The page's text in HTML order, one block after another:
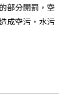
部分開罰，空
成空污，水污